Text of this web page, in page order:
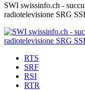
SWI swissinfo.ch -
radiotelevisione SRG
RTS
SRF
RSI
RTR